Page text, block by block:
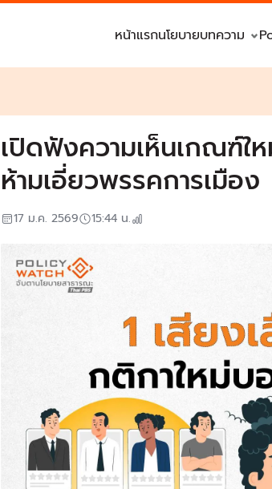
หน้าแรกนโยบายบทความ
เปิดฟังความเห็นเกณฑ์
ห้ามเอี่ยวพรรคการเมือง
17 ม.ค. 2569 15:44 น.